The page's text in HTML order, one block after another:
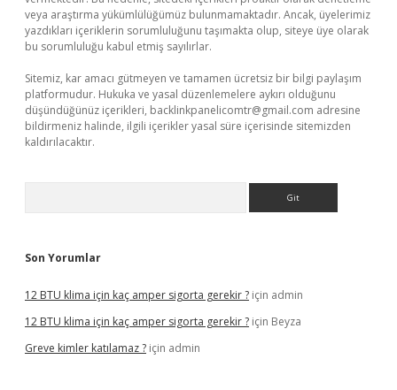
veya araştırma yükümlülüğümüz bulunmamaktadır. Ancak, üyelerimiz
yazdıkları içeriklerin sorumluluğunu taşımakta olup, siteye üye olarak
bu sorumluluğu kabul etmiş sayılırlar.
Sitemiz, kar amacı gütmeyen ve tamamen ücretsiz bir bilgi paylaşım
platformudur. Hukuka ve yasal düzenlemelere aykırı olduğunu
düşündüğünüz içerikleri, backlinkpanelicomtr@gmail.com adresine
bildirmeniz halinde, ilgili içerikler yasal süre içerisinde sitemizden
kaldırılacaktır.
Son Yorumlar
12 BTU klima için kaç amper sigorta gerekir ? için admin
12 BTU klima için kaç amper sigorta gerekir ? için Beyza
Greve kimler katılamaz ? için admin